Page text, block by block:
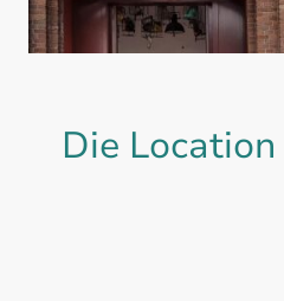
Die Location